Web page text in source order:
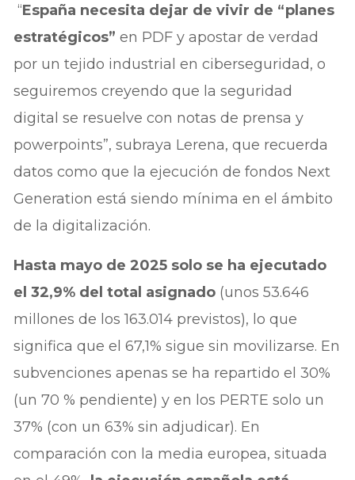
“España necesita dejar de vivir de “planes
estratégicos” en PDF y apostar de verdad
por un tejido industrial en ciberseguridad, o
seguiremos creyendo que la seguridad
digital se resuelve con notas de prensa y
powerpoints”, subraya Lerena, que recuerda
datos como que la ejecución de fondos Next
Generation está siendo mínima en el ámbito
de la digitalización.
Hasta mayo de 2025 solo se ha ejecutado
el 32,9% del total asignado (unos 53.646
millones de los 163.014 previstos), lo que
significa que el 67,1% sigue sin movilizarse. En
subvenciones apenas se ha repartido el 30%
(un 70 % pendiente) y en los PERTE solo un
37% (con un 63% sin adjudicar). En
comparación con la media europea, situada